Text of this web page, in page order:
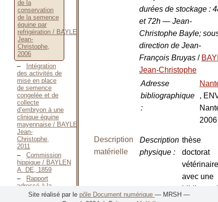
de la
conservation
de la semence
équine par
refrigération / BAYLE
Jean-
Christophe,
2006
Intégration
des activités de
mise en place
de semence
congelée et de
collecte
d’embryon à une
clinique équine
mayennaise / BAYLE
Jean-
Christophe,
2011
Commission
hippique / BAYLEN
A. DE, 1859
Rapport
adressé à la
Société hippique
française / BAYLEN
durées de stockage :
et 72h — Jean-
Christophe Bayle;
direction de Jean-
François Bruyas /
Jean-Christophe
Adresse
bibliographique
:
,
2006
Description
matérielle
Description
physique:
thèse
doctorat
avec une
Site réalisé par le pôle Document numérique — MRSH —